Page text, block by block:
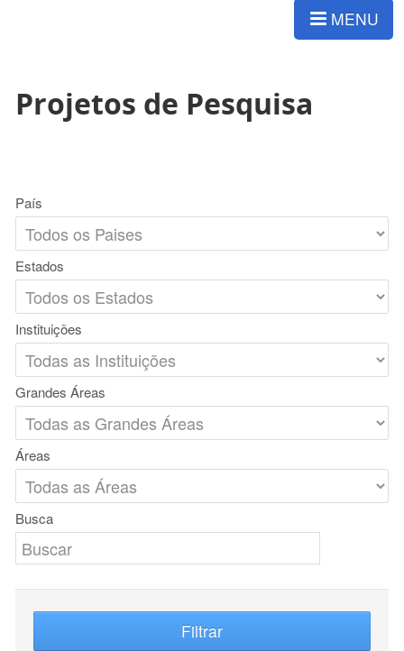
MENU
Projetos de Pesquisa
País
Estados
Instituições
Grandes Áreas
Áreas
Busca
Filtrar